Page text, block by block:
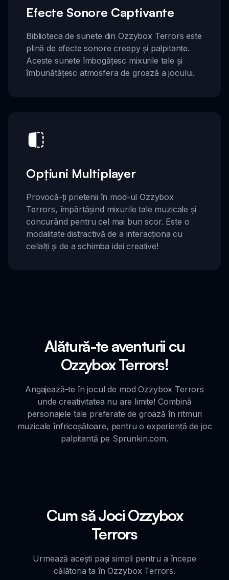
Efecte Sonore Captivante
Biblioteca de sunete din Ozzybox Terrors este
plină de efecte sonore creepy și palpitante.
Aceste sunete îmbogățesc mixurile tale și
îmbunătățesc atmosfera de groază a jocului.
Opțiuni Multiplayer
Provocă-ți prietenii în mod-ul Ozzybox
Terrors, împărtășind mixurile tale muzicale și
concurând pentru cel mai bun scor. Este o
modalitate distractivă de a interacționa cu
ceilalți și de a schimba idei creative!
Alătură-te aventurii cu
Ozzybox Terrors!
Angajează-te în jocul de mod Ozzybox Terrors
unde creativitatea nu are limite! Combină
personajele tale preferate de groază în ritmuri
muzicale înfricoșătoare, pentru o experiență de joc
palpitantă pe Sprunkin.com.
Cum să Joci Ozzybox
Terrors
Urmează acești pași simpli pentru a începe
călătoria ta în Ozzybox Terrors.